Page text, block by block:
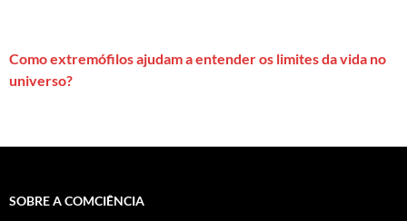
Como extremófilos ajudam a entender os limites da vida no
universo?
SOBRE A COMCIÊNCIA